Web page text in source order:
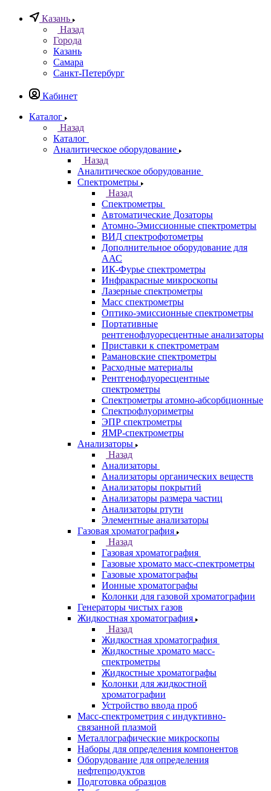
Казань
Назад
Города
Казань
Санкт-Петербург
Аналитическое оборудование
Назад
Аналитическое оборудование
Спектрометры
Назад
Спектрометры
Автоматические Дозаторы
Атомно-Эмиссионные спектрометры
ВИД спектрофотометры
Дополнительное оборудование для
ААС
ИК-Фурье спектрометры
Инфракрасные микроскопы
Лазерные спектрометры
Масс спектрометры
Оптико-эмиссионные спектрометры
Портативные
рентгенофлуоресцентные анализаторы
Приставки к спектрометрам
Рамановские спектрометры
Расходные материалы
Рентгенофлуоресцентные
спектрометры
Спектрометры атомно-абсорбционные
Спектрофлуориметры
ЭПР спектрометры
ЯМР-спектрометры
Анализаторы
Назад
Анализаторы
Анализаторы органических веществ
Анализаторы покрытий
Анализаторы размера частиц
Анализаторы ртути
Элементные анализаторы
Газовая хроматография
Назад
Газовая хроматография
Газовые хромато масс-спектрометры
Газовые хроматографы
Ионные хроматографы
Колонки для газовой хроматографии
Генераторы чистых газов
Жидкостная хроматография
Назад
Жидкостная хроматография
Жидкостные хромато масс-